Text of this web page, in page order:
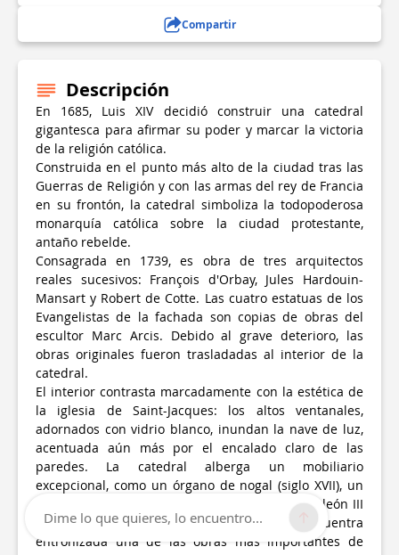
Compartir
Descripción
En 1685, Luis XIV decidió construir una catedral
gigantesca para afirmar su poder y marcar la victoria
de la religión católica.
Construida en el punto más alto de la ciudad tras las
Guerras de Religión y con las armas del rey de Francia
en su frontón, la catedral simboliza la todopoderosa
monarquía católica sobre la ciudad protestante,
antaño rebelde.
Consagrada en 1739, es obra de tres arquitectos
reales sucesivos: François d'Orbay, Jules Hardouin-
Mansart y Robert de Cotte. Las cuatro estatuas de los
Evangelistas de la fachada son copias de obras del
escultor Marc Arcis. Debido al grave deterioro, las
obras originales fueron trasladadas al interior de la
catedral.
El interior contrasta marcadamente con la estética de
la iglesia de Saint-Jacques: los altos ventanales,
adornados con vidrio blanco, inundan la nave de luz,
acentuada aún más por el encalado claro de las
paredes. La catedral alberga un mobiliario
excepcional, como un órgano de nogal (siglo XVII), un
púlpito del siglo XVIII y un baldaquino de Napoleón III
(siglo XIX). En el brazo norte del crucero se encuentra
entronizada una de las obras más importantes de
Dime lo que quieres, lo encuentro...